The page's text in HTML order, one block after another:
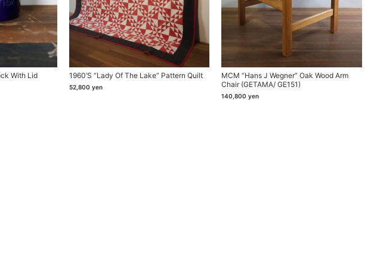
With Lid
1960’s “Lady Of The Lake” Pattern Quilt
52,800 yen
MCM “Hans J Wegner” Oak Wood Arm
Chair (GETAMA/ GE151)
140,800 yen